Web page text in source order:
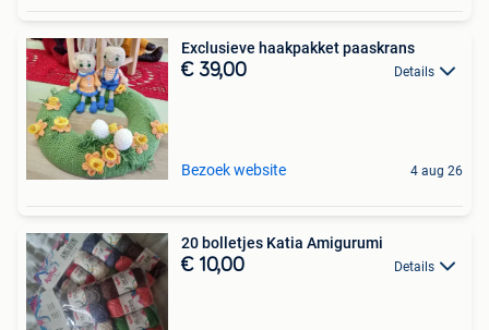
Exclusieve haakpakket paaskrans
€ 39,00 Details
Bezoek website 4 aug 26
20 bolletjes Katia Amigurumi
€ 10,00 Details